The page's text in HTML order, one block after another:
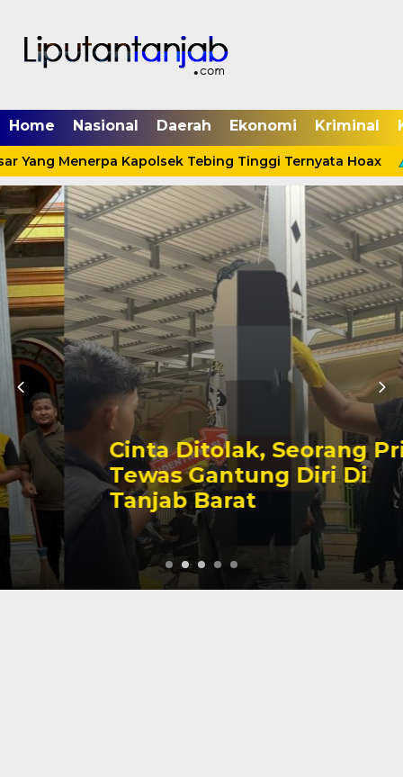
Home Nasional Daerah Ekonomi Kriminal
Yang Menerpa Kapolsek Tebing Tinggi Ternyata Hoax
Cinta Ditolak, Seorang Pria
Tewas Gantung Diri Di
Tanjab Barat